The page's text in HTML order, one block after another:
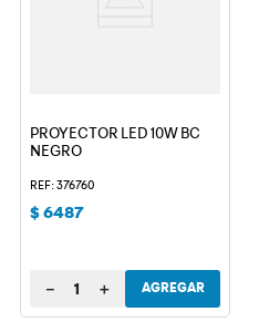
PROYECTOR LED 10W BC
NEGRO
REF: 376760
$6487
＋
－ AGREGAR